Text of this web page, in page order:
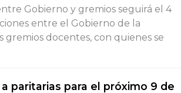
Gobierno y gremios seguirá el 4
entre el Gobierno de la
docentes, con quienes se
paritarias para el próximo 9 de